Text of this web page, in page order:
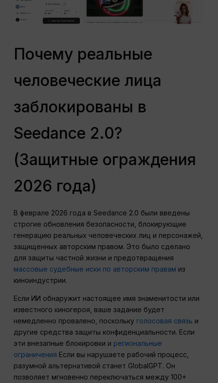
Почему реальные
человеческие лица
заблокированы в
Seedance 2.0?
(Защитные ограждения
2026 года)
В феврале 2026 года в Seedance 2.0 были введены
строгие обновления безопасности, блокирующие
генерацию реальных человеческих лиц и персонажей,
защищенных авторским правом. Это было сделано
для защиты частной жизни и предотвращения
массовые судебные иски по авторским правам из
киноиндустрии.
Если ИИ обнаружит настоящее имя знаменитости или
известного киногероя, ваше задание будет
немедленно провалено, поскольку голосовая связь и
другие средства защиты конфиденциальности. Если
эти внезапные блокировки и региональные
ограничения Если вы нарушаете рабочий процесс,
разумной альтернативой станет GlobalGPT. Он
позволяет мгновенно переключаться между 100+